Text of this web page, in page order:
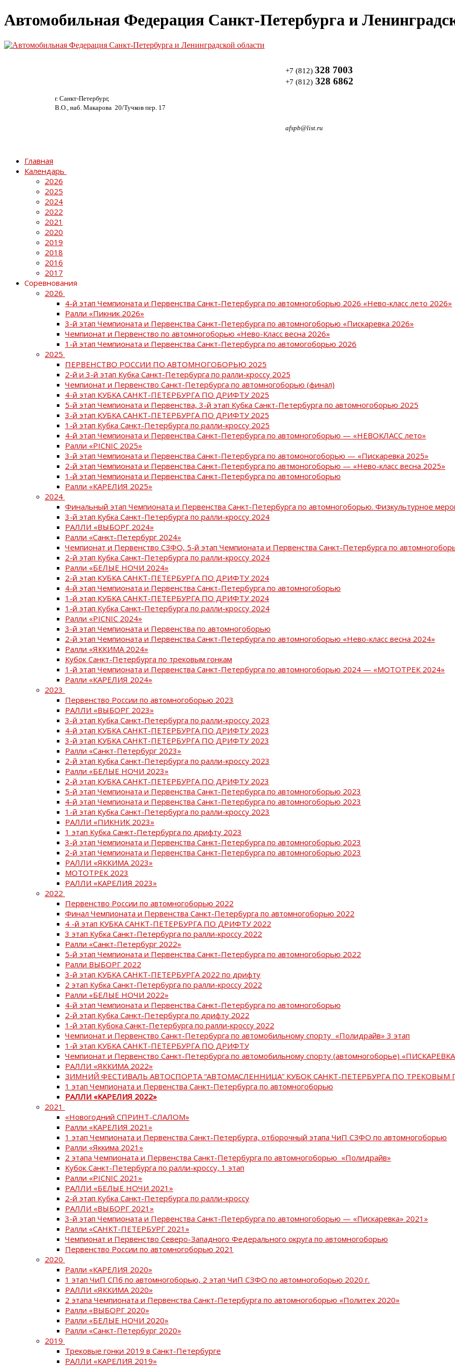
Автомобильная Федерация Санкт-Петербурга и
г. Санкт-Петербург,
В.О., наб. Макарова 20/Тучков пер. 17
+7 (812) 328 7003
+7 (812) 328 6862
afspb@list.ru
Главная
Календарь
2026
2025
2024
2022
2021
2020
2019
2018
2016
2017
Соревнования
2026
4-й этап Чемпионата и Первенства Санкт-Петербурга по автомногоборью 2026 «Нево-класс лето 2026»
Ралли «Пикник 2026»
3-й этап Чемпионата и Первенства Санкт-Петербурга по автомногоборью «Пискаревка 2026»
Чемпионат и Первенство по автомногоборью «Нево-Класс весна 2026»
1-й этап Чемпионата и Первенства Санкт-Петербурга по автомогоборью 2026
2025
ПЕРВЕНСТВО РОССИИ ПО АВТОМНОГОБОРЬЮ 2025
2-й и 3-й этап Кубка Санкт-Петербурга по ралли-кроссу 2025
Чемпионат и Первенство Санкт-Петербурга по автомногоборью (финал)
4-й этап КУБКА САНКТ-ПЕТЕРБУРГА ПО ДРИФТУ 2025
5-й этап Чемпионата и Первенства, 3-й этап Кубка Санкт-Петербурга по автомногоборью 2025
3-й этап КУБКА САНКТ-ПЕТЕРБУРГА ПО ДРИФТУ 2025
1-й этап Кубка Санкт-Петербурга по ралли-кроссу 2025
4-й этап Чемпионата и Первенства Санкт-Петербурга по автомногоборью — «НЕВОКЛАСС лето»
Ралли «PICNIC 2025»
3-й этап Чемпионата и Первенства Санкт-Петербурга по автомоногоборью — «Пискаревка 2025»
2-й этап Чемпионата и Первенства Санкт-Петербурга по автмоногоборью — «Нево-класс весна 2025»
1-й этап Чемпионата и Первенства Санкт-Петербурга по автомногоборью
Ралли «КАРЕЛИЯ 2025»
2024
Финальный этап Чемпионата и Первенства Санкт-Петербурга по автомногоборью. Физкультурное
3-й этап Кубка Санкт-Петербурга по ралли-кроссу 2024
РАЛЛИ «ВЫБОРГ 2024»
Ралли «Санкт-Петербург 2024»
Чемпионат и Первенство СЗФО, 5-й этап Чемпионата и Первенства Санкт-Петербурга по
2-й этап Кубка Санкт-Петербурга по ралли-кроссу 2024
Ралли «БЕЛЫЕ НОЧИ 2024»
2-й этап КУБКА САНКТ-ПЕТЕРБУРГА ПО ДРИФТУ 2024
4-й этап Чемпионата и Первенства Санкт-Петербурга по автомногоборью
1-й этап КУБКА САНКТ-ПЕТЕРБУРГА ПО ДРИФТУ 2024
1-й этап Кубка Санкт-Петербурга по ралли-кроссу 2024
Ралли «PICNIC 2024»
3-й этап Чемпионата и Первенства по автомногоборью
2-й этап Чемпионата и Первенства Санкт-Петербурга по автомногоборью «Нево-класс весна 2024»
Ралли «ЯККИМА 2024»
Кубок Санкт-Петербурга по трековым гонкам
1-й этап Чемпионата и Первенства Санкт-Петербурга по автомногоборью 2024 — «МОТОТРЕК 2024»
Ралли «КАРЕЛИЯ 2024»
2023
Первенство России по автомногоборью 2023
РАЛЛИ «ВЫБОРГ 2023»
3-й этап Кубка Санкт-Петербурга по ралли-кроссу 2023
4-й этап КУБКА САНКТ-ПЕТЕРБУРГА ПО ДРИФТУ 2023
3-й этап КУБКА САНКТ-ПЕТЕРБУРГА ПО ДРИФТУ 2023
Ралли «Санкт-Петербург 2023»
2-й этап Кубка Санкт-Петербурга по ралли-кроссу 2023
Ралли «БЕЛЫЕ НОЧИ 2023»
2-й этап КУБКА САНКТ-ПЕТЕРБУРГА ПО ДРИФТУ 2023
5-й этап Чемпионата и Первенства Санкт-Петербурга по автомногоборью 2023
4-й этап Чемпионата и Первенства Санкт-Петербурга по автомногоборью 2023
1-й этап Кубка Санкт-Петербурга по ралли-кроссу 2023
РАЛЛИ «ПИКНИК 2023»
1 этап Кубка Санкт-Петербурга по дрифту 2023
3-й этап Чемпионата и Первенства Санкт-Петербурга по автомногоборью 2023
2-й этап Чемпионата и Первенства Санкт-Петербурга по автомногоборью 2023
РАЛЛИ «ЯККИМА 2023»
МОТОТРЕК 2023
РАЛЛИ «КАРЕЛИЯ 2023»
2022
Первенство России по автомногоборью 2022
Финал Чемпионата и Первенства Санкт-Петербурга по автомногоборью 2022
4 -й этап КУБКА САНКТ-ПЕТЕРБУРГА ПО ДРИФТУ 2022
3 этап Кубка Санкт-Петербурга по ралли-кроссу 2022
Ралли «Санкт-Петербург 2022»
5-й этап Чемпионата и Первенства Санкт-Петербурга по автомногоборью 2022
Ралли ВЫБОРГ 2022
3-й этап КУБКА САНКТ-ПЕТЕРБУРГА 2022 по дрифту
2 этап Кубка Санкт-Петербурга по ралли-кроссу 2022
Ралли «БЕЛЫЕ НОЧИ 2022»
4-й этап Чемпионата и Первенства Санкт-Петербурга по автомногоборью
2-й этап Кубка Санкт-Петербурга по дрифту 2022
1-й этап Кубока Санкт-Петербурга по ралли-кроссу 2022
Чемпионат и Первенство Санкт-Петербурга по автомобильному спорту «Полидрайв» 3 этап
1-й этап КУБКА САНКТ-ПЕТЕРБУРГА ПО ДРИФТУ
Чемпионат и Первенство Санкт-Петербурга по автомобильному спорту (автомногоборье)
РАЛЛИ «ЯККИМА 2022»
ЗИМНИЙ ФЕСТИВАЛЬ АВТОСПОРТА “АВТОМАСЛЕННИЦА” КУБОК САНКТ-ПЕТЕРБУРГА ПО ТРЕКОВЫМ
1 этап Чемпионата и Первенства Санкт-Петербурга по автомногоборью
РАЛЛИ «КАРЕЛИЯ 2022»
2021
«Новогодний СПРИНТ-СЛАЛОМ»
Ралли «КАРЕЛИЯ 2021»
1 этап Чемпионата и Первенства Санкт-Петербурга, отборочный этапа ЧиП СЗФО по автомногоборью
Ралли «Яккима 2021»
2 этапа Чемпионата и Первенства Санкт-Петербурга по автомногоборью «Полидрайв»
Кубок Санкт-Петербурга по ралли-кроссу, 1 этап
Ралли «PICNIC 2021»
РАЛЛИ «БЕЛЫЕ НОЧИ 2021»
2-й этап Кубка Санкт-Петербурга по ралли-кроссу
РАЛЛИ «ВЫБОРГ 2021»
3-й этап Чемпионата и Первенства Санкт-Петербурга по автомногоборью — «Пискаревка» 2021»
Ралли «САНКТ-ПЕТЕРБУРГ 2021»
Чемпионат и Первенство Северо-Западного Федерального округа по автомногоборью
Первенство России по автомногоборью 2021
2020
Ралли «КАРЕЛИЯ 2020»
1 этап ЧиП СПб по автомногоборью, 2 этап ЧиП СЗФО по автомногоборью 2020 г.
РАЛЛИ «ЯККИМА 2020»
2 этапа Чемпионата и Первенства Санкт-Петербурга по автомногоборью «Политех 2020»
Ралли «ВЫБОРГ 2020»
Ралли «БЕЛЫЕ НОЧИ 2020»
Ралли «Санкт-Петербург 2020»
2019
Трековые гонки 2019 в Санкт-Петербурге
РАЛЛИ «КАРЕЛИЯ 2019»